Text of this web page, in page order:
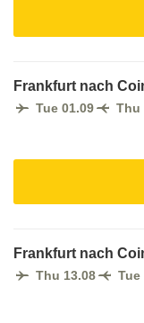
Frankfurt nach
Tue 01.09 Thu
Frankfurt nach
Thu 13.08 Tue